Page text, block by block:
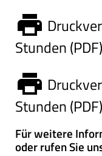
print
Stunden (PDF)
print
Stunden (PDF)
Für weitere
oder rufen Sie